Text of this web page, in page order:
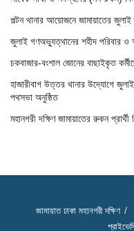
পল্টন থানার আয়োজনে জামায়াতের জুলাই
জুলাই গণঅভ্যুত্থানের শহীদ পরিবার ও
চকবাজার-বংশাল জোনের বাছাইকৃত
হাজারীবাগ উত্তর থানার উদ্যোগে
পথসভা অনুষ্ঠিত
মহানগরী দক্ষিণ জামায়াতের রুকন প্রার্থী
জামায়াত ঢাকা মহানগরী দক্ষিণ